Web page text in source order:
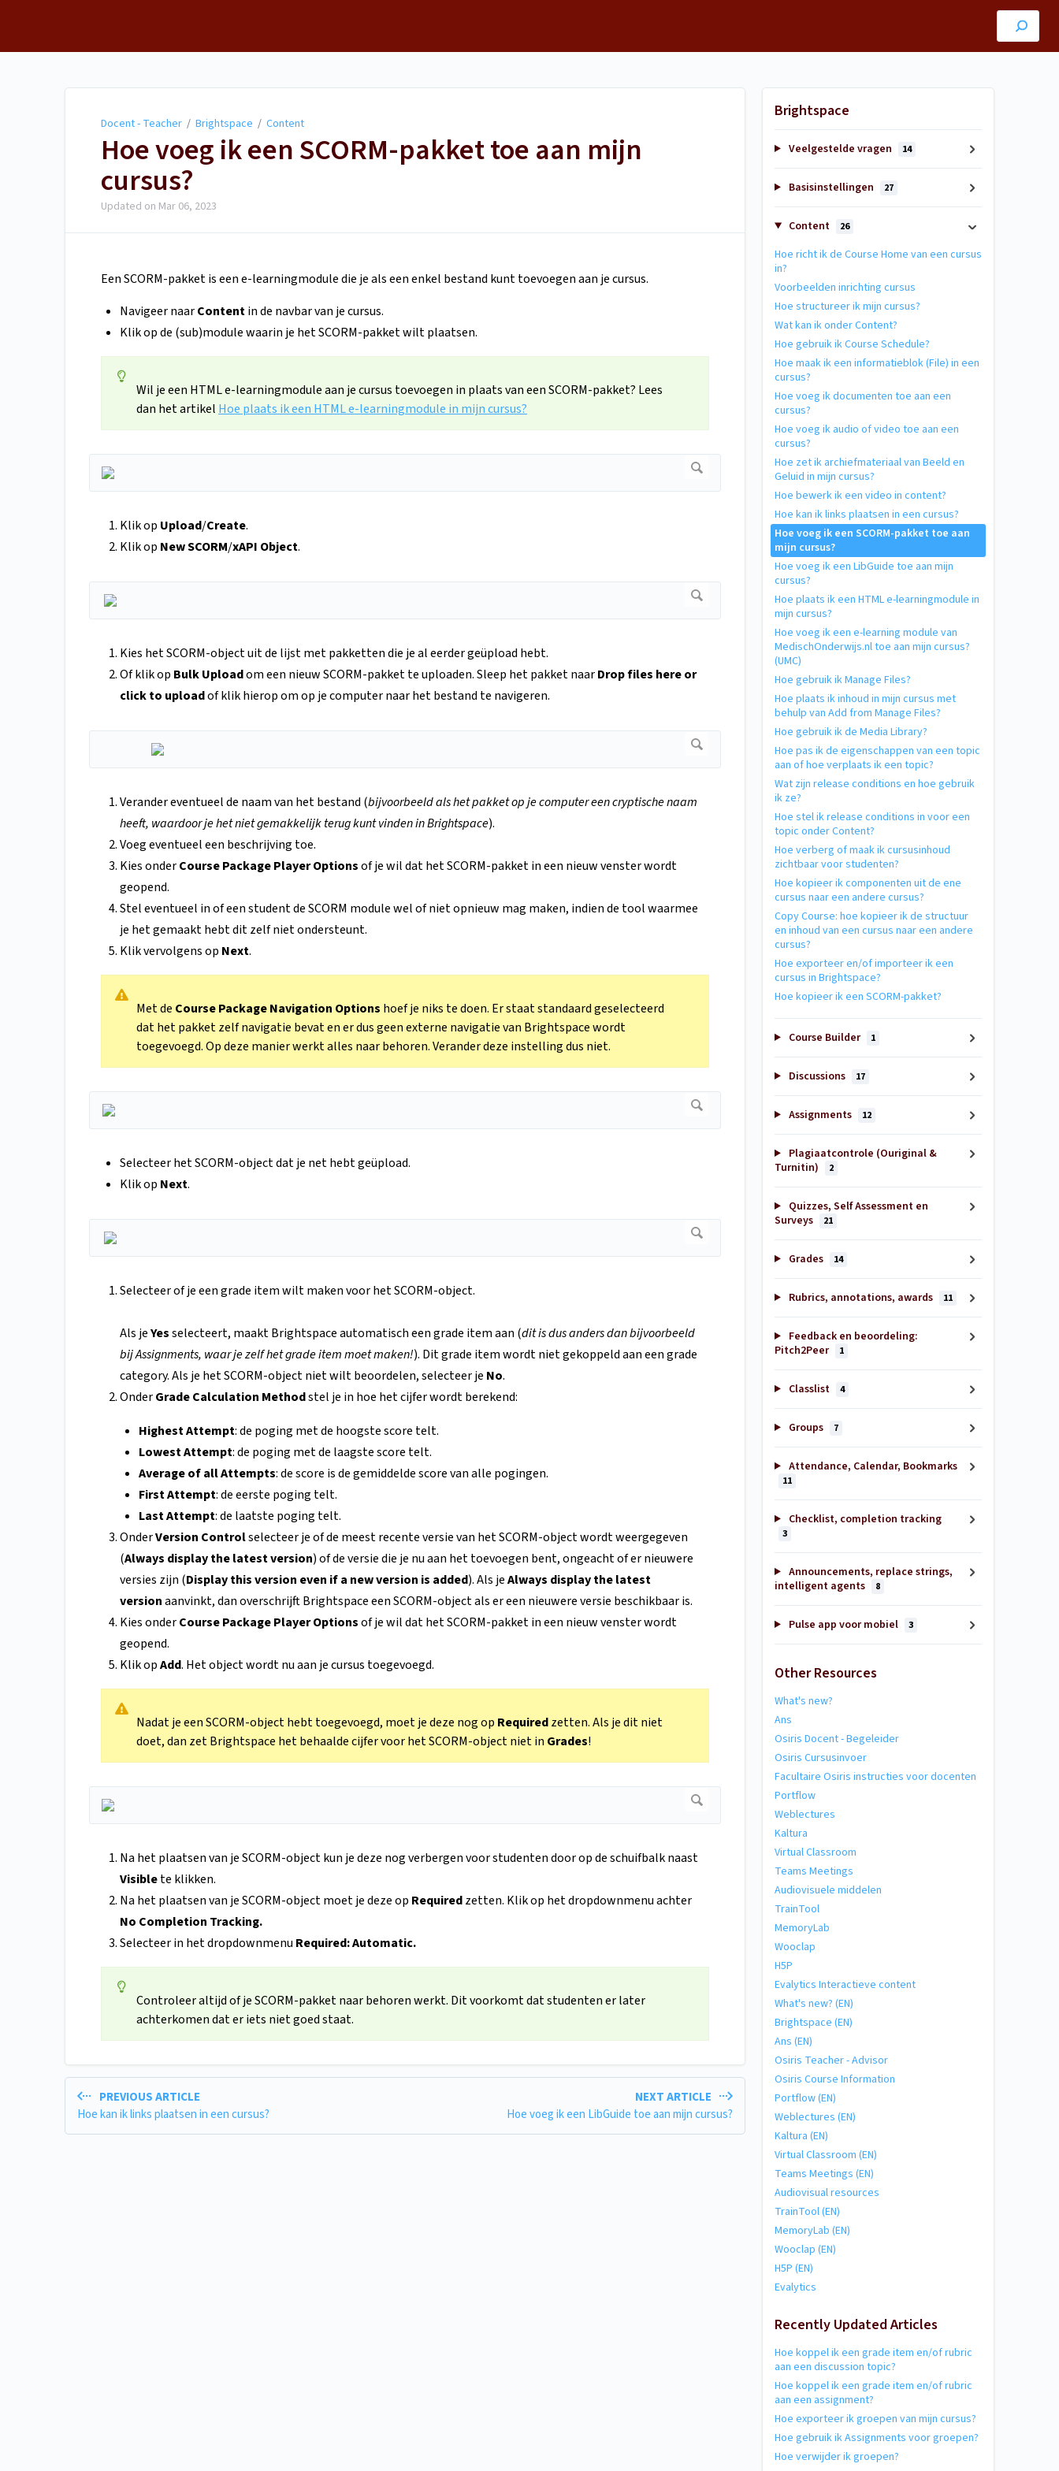
Docent - Teacher / Brightspace / Content
Hoe voeg ik een SCORM-pakket toe aan mijn
cursus?
Updated on Mar 06, 2023
Een SCORM-pakket is een e-learningmodule die je als een enkel bestand kunt toevoegen aan je cursus.
Navigeer naarContentin de navbar van je cursus.
Klik op de (sub)module waarin je het SCORM-pakket wilt plaatsen.
Wil je een HTML e-learningmodule aan je cursus toevoegen in plaats van een SCORM-pakket? Lees
dan het artikel Hoe plaats ik een HTML e-learningmodule in mijn cursus?
Klik op Upload/Create.
Klik op New SCORM/xAPI Object.
Kies het SCORM-object uit de lijst met pakketten die je al eerder geüpload hebt.
Of klik op Bulk Uploadom een nieuw SCORM-pakket te uploaden. Sleep het pakket naarDrop files here or
click to uploadof klik hierop om op je computer naar het bestand te navigeren.
Verander eventueel de naam van het bestand (bijvoorbeeld als het pakket op je computer een cryptische naam
heeft, waardoor je het niet gemakkelijk terug kunt vinden in Brightspace).
Voeg eventueel een beschrijving toe.
Kies onderCourse Package Player Optionsof je wil dat het SCORM-pakket in een nieuw venster wordt
geopend.
Stel eventueel in of een student de SCORM module wel of niet opnieuw mag maken, indien de tool waarmee
je het gemaakt hebt dit zelf niet ondersteunt.
Klik vervolgens op Next.
Met de Course Package Navigation Options hoef je niks te doen. Er staat standaard geselecteerd
dat het pakket zelf navigatie bevat en er dus geen externe navigatie van Brightspace wordt
toegevoegd. Op deze manier werkt alles naar behoren. Verander deze instelling dus niet.
Selecteer het SCORM-object dat je net hebt geüpload.
Klik op Next.
Selecteer of je een grade item wilt maken voor het SCORM-object.
Als jeYesselecteert, maakt Brightspace automatisch een grade item aan (dit is dus anders dan bijvoorbeeld
bij Assignments, waar je zelf het grade item moet maken!). Dit grade item wordt niet gekoppeld aan een grade
category. Als je het SCORM-object niet wilt beoordelen, selecteer je No.
OnderGrade Calculation Methodstel je in hoe het cijfer wordt berekend:
Highest Attempt: de poging met de hoogste score telt.
Lowest Attempt: de poging met de laagste score telt.
Average of all Attempts: de score is de gemiddelde score van alle pogingen.
First Attempt: de eerste poging telt.
Last Attempt: de laatste poging telt.
OnderVersion Controlselecteer je of de meest recente versie van het SCORM-object wordt weergegeven
(Always display the latest version) of de versie die je nu aan het toevoegen bent, ongeacht of er nieuwere
versies zijn (Display this version even if a new version is added). Als jeAlways display the latest
versionaanvinkt, dan overschrijft Brightspace een SCORM-object als er een nieuwere versie beschikbaar is.
Kies onderCourse Package Player Optionsof je wil dat het SCORM-pakket in een nieuw venster wordt
geopend.
Klik opAdd. Het object wordt nu aan je cursus toegevoegd.
Nadat je een SCORM-object hebt toegevoegd, moet je deze nog op Requiredzetten. Als je dit niet
doet, dan zet Brightspace het behaalde cijfer voor het SCORM-object niet in Grades!
Na het plaatsen van je SCORM-object kun je deze nog verbergen voor studenten door op de schuifbalk naast
Visiblete klikken.
Na het plaatsen van je SCORM-object moet je deze op Requiredzetten. Klik op het dropdownmenu achter
No Completion Tracking.
Selecteer in het dropdownmenu Required: Automatic.
Controleer altijd of je SCORM-pakket naar behoren werkt. Dit voorkomt dat studenten er later
achterkomen dat er iets niet goed staat.
PREVIOUS ARTICLE
Hoe kan ik links plaatsen in een cursus?
NEXT ARTICLE
Hoe voeg ik een LibGuide toe aan mijn cursus?
Brightspace
Veelgestelde vragen 14
Basisinstellingen 27
Content 26
Hoe richt ik de Course Home van een cursus
in?
Voorbeelden inrichting cursus
Hoe structureer ik mijn cursus?
Wat kan ik onder Content?
Hoe gebruik ik Course Schedule?
Hoe maak ik een informatieblok (File) in een
cursus?
Hoe voeg ik documenten toe aan een
cursus?
Hoe voeg ik audio of video toe aan een
cursus?
Hoe zet ik archiefmateriaal van Beeld en
Geluid in mijn cursus?
Hoe bewerk ik een video in content?
Hoe kan ik links plaatsen in een cursus?
Hoe voeg ik een SCORM-pakket toe aan
mijn cursus?
Hoe voeg ik een LibGuide toe aan mijn
cursus?
Hoe plaats ik een HTML e-learningmodule in
mijn cursus?
Hoe voeg ik een e-learning module van
MedischOnderwijs.nl toe aan mijn cursus?
(UMC)
Hoe gebruik ik Manage Files?
Hoe plaats ik inhoud in mijn cursus met
behulp van Add from Manage Files?
Hoe gebruik ik de Media Library?
Hoe pas ik de eigenschappen van een topic
aan of hoe verplaats ik een topic?
Wat zijn release conditions en hoe gebruik
ik ze?
Hoe stel ik release conditions in voor een
topic onder Content?
Hoe verberg of maak ik cursusinhoud
zichtbaar voor studenten?
Hoe kopieer ik componenten uit de ene
cursus naar een andere cursus?
Copy Course: hoe kopieer ik de structuur
en inhoud van een cursus naar een andere
cursus?
Hoe exporteer en/of importeer ik een
cursus in Brightspace?
Hoe kopieer ik een SCORM-pakket?
Course Builder 1
Discussions 17
Assignments 12
Plagiaatcontrole (Ouriginal &
Turnitin)
2
Quizzes, Self Assessment en
Surveys
21
Grades 14
Rubrics, annotations, awards 11
Feedback en beoordeling:
Pitch2Peer
1
Classlist 4
Groups 7
Attendance, Calendar, Bookmarks
11
Checklist, completion tracking
3
Announcements, replace strings,
intelligent agents
8
Pulse app voor mobiel 3
Other Resources
What's new?
Ans
Osiris Docent - Begeleider
Osiris Cursusinvoer
Facultaire Osiris instructies voor docenten
Portflow
Weblectures
Kaltura
Virtual Classroom
Teams Meetings
Audiovisuele middelen
TrainTool
MemoryLab
Wooclap
H5P
Evalytics Interactieve content
What's new? (EN)
Brightspace (EN)
Ans (EN)
Osiris Teacher - Advisor
Osiris Course Information
Portflow (EN)
Weblectures (EN)
Kaltura (EN)
Virtual Classroom (EN)
Teams Meetings (EN)
Audiovisual resources
TrainTool (EN)
MemoryLab (EN)
Wooclap (EN)
H5P (EN)
Evalytics
Recently Updated Articles
Hoe koppel ik een grade item en/of rubric
aan een discussion topic?
Hoe koppel ik een grade item en/of rubric
aan een assignment?
Hoe exporteer ik groepen van mijn cursus?
Hoe gebruik ik Assignments voor groepen?
Hoe verwijder ik groepen?